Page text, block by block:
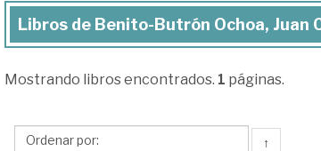
Libros
Benito-
Ochoa,
Libros de Benito-Butrón Ochoa, Juan
Mostrando libros encontrados. 1 páginas.
↑